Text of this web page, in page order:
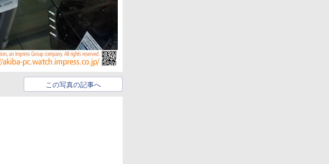
この写真の記事へ